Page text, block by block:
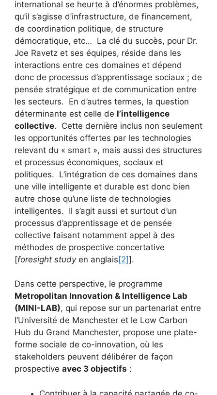
international se heurte à d’énormes problèmes,
qu’il s’agisse d’infrastructure, de financement,
de coordination politique, de structure
démocratique, etc… La clé du succès, pour Dr.
Joe Ravetz et ses équipes, réside dans les
interactions entre ces domaines et dépend
donc de processus d’apprentissage sociaux ; de
pensée stratégique et de communication entre
les secteurs. En d’autres termes, la question
déterminante est celle de l’intelligence
collective. Cette dernière inclus non seulement
les opportunités offertes par les technologies
relevant du « smart », mais aussi des structures
et processus économiques, sociaux et
politiques. L’intégration de ces domaines dans
une ville intelligente et durable est donc bien
autre chose qu’une liste de technologies
intelligentes. Il s’agit aussi et surtout d’un
processus d’apprentissage et de pensée
collective faisant notamment appel à des
méthodes de prospective concertative
[foresight studyen anglais[2]].
Dans cette perspective, le programme
Metropolitan Innovation & Intelligence Lab
(MINI-LAB), qui repose sur un partenariat entre
l’Université de Manchester et le Low Carbon
Hub du Grand Manchester, propose une plate-
forme sociale de co-innovation, où les
stakeholders peuvent délibérer de façon
prospective avec 3 objectifs :